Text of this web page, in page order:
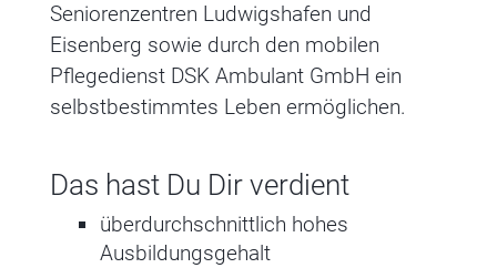
Seniorenzentren Ludwigshafen und
Eisenberg sowie durch den mobilen
Pflegedienst DSK Ambulant GmbH ein
selbstbestimmtes Leben ermöglichen.
Das hast Du Dir verdient
überdurchschnittlich hohes
Ausbildungsgehalt